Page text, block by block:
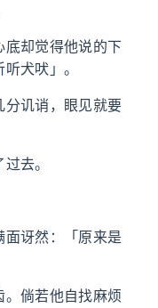
底却觉得他说的下
犬吠」。
分讥诮，眼见就要
去。
讶然：「原来是
。倘若他自找麻烦